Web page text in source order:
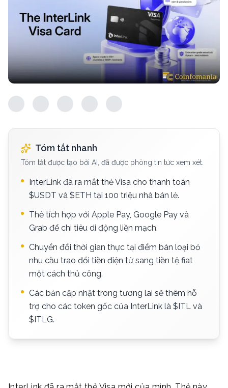
Tóm tắt nhanh
Tóm tắt được tạo bởi AI, đã được phòng tin tức xem xét.
InterLink đã ra mắt thẻ Visa cho thanh toán
$USDT và $ETH tại 100 triệu nhà bán lẻ.
Thẻ tích hợp với Apple Pay, Google Pay và
Grab để chi tiêu di động liền mạch.
Chuyển đổi thời gian thực tại điểm bán loại bỏ
nhu cầu trao đổi tiền điện tử sang tiền tệ fiat
một cách thủ công.
Các bản cập nhật trong tương lai sẽ thêm hỗ
trợ cho các token gốc của InterLink là $ITL và
$ITLG.